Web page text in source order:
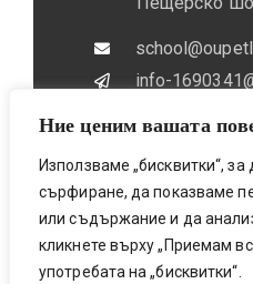
Ние ценим вашата
Използваме „бисквитки“,
сърфиране, да показваме
или съдържание и да
кликнете върху „Приемам
употребата на „бисквитки“.
info-
032 / 643 673
0884 / 787772